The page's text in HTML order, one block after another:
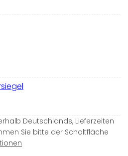
Deutschlands, Lieferzeiten
Sie bitte der Schaltfläche